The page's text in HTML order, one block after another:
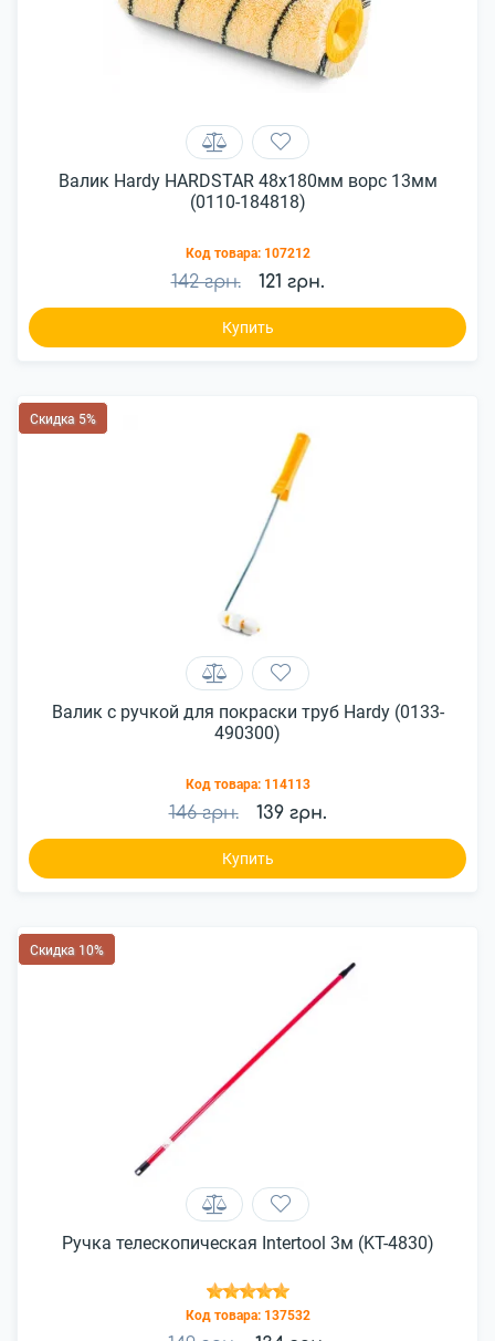
Валик Hardy HARDSTAR 48x180мм ворс 13мм
(0110-184818)
Код товара: 107212
142 грн. 121 грн.
Купить
Скидка 5%
Валик с ручкой для покраски труб Hardy (0133-
490300)
Код товара: 114113
146 грн. 139 грн.
Купить
Скидка 10%
Ручка телескопическая Intertool 3м (KT-4830)
Код товара: 137532